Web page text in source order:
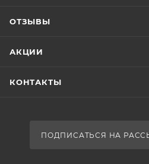
ОТЗЫВЫ
АКЦИИ
КОНТАКТЫ
ПОДПИСАТЬСЯ НА